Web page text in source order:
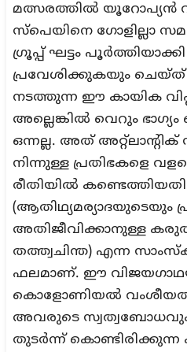
മത്സരത്തിൽ യൂറോപ്യൻ
സ്പെയിനെ ഗോളില്ലാ
ഗ്രൂപ്പ് ഘട്ടം
പ്രവേശിക്കുകയും
നടത്തുന്ന ഈ കായിക
അല്ലെങ്കിൽ വെറും
ഒന്നല്ല. അത്
നിന്നുള്ള പ്രതിഭകളെ
രീതിയിൽ
(ആതിഥ്യമര്യാദയുടെയും
അതിജീവിക്കാനുള്ള
തത്ത്വചിന്ത) എന്ന
ഫലമാണ്. ഈ
കൊളോണിയൽ
അവരുടെ സ്വത്വബോധവും,
തുടർന്ന്